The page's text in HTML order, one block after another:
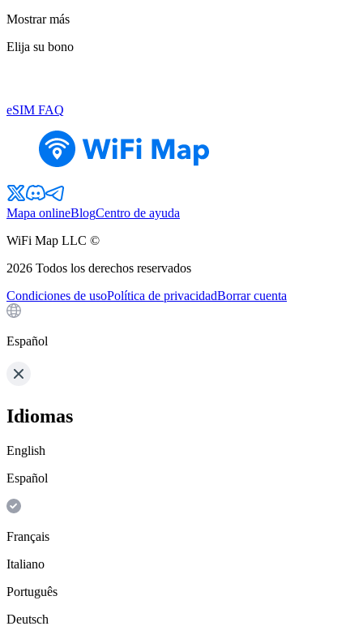
Mostrar más
Elija su bono
eSIM FAQ
Mapa onlineBlogCentro de ayuda
WiFi Map LLC ©
2026 Todos los derechos reservados
Condiciones de usoPolítica de privacidadBorrar cuenta
Español
Idiomas
English
Español
Français
Italiano
Português
Deutsch